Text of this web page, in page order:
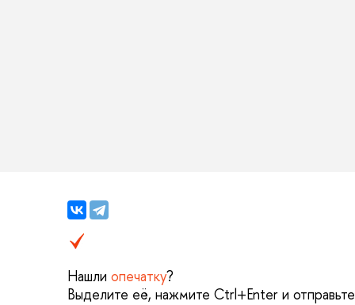
Нашли опечатку?
Выделите её, нажмите Ctrl+Enter и